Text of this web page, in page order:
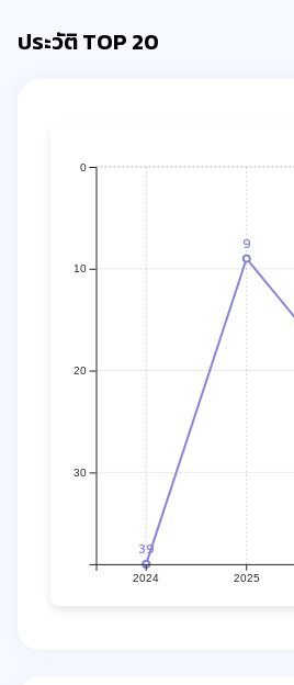
ประวัติ TOP 20
39
9
2024 2025
30
20
10
0